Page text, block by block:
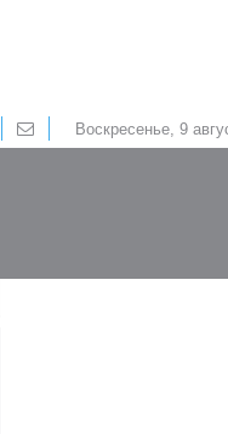
Воскресенье, 9